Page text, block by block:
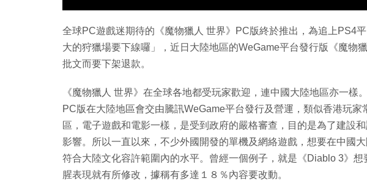
全球PC遊戲迷期待的《魔物獵人 世界》PC版終於推出，為追上PS4
大的狩獵場要下線囉」，近日大陸地區的WeGame平台發行版《魔物
批文而要下架退款。
《魔物獵人 世界》在全球各地都受玩家歡迎，連中國大陸地區亦一樣
PC版在大陸地區會交由騰訊WeGame平台發行及營運，類似香港玩
區，電子遊戲和電影一樣，是受到政府的嚴格審查，目的是為了建設
影響。所以一直以來，不少外國開發的單機及網絡遊戲，想要在中國
符合大陸文化容許範圍內的水平。曾經一個例子，就是《Diablo 3》
腥表現就有所修改，據稱有多達１８％內容要改動。